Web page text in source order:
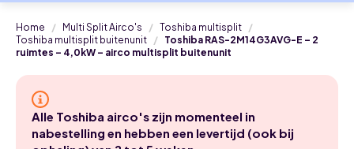
Home Multi Split Airco's
Toshiba multisplit
Toshiba multisplit buitenunit
Toshiba RAS-2M14G3AVG-E – 2
ruimtes – 4,0kW – airco multisplit buitenunit
Alle Toshiba airco's zijn momenteel in
nabestelling en hebben een levertijd (ook bij